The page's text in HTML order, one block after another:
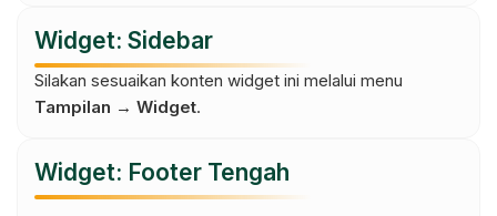
Widget: Sidebar
Silakan sesuaikan konten widget ini melalui menu
Tampilan → Widget.
Widget: Footer Tengah